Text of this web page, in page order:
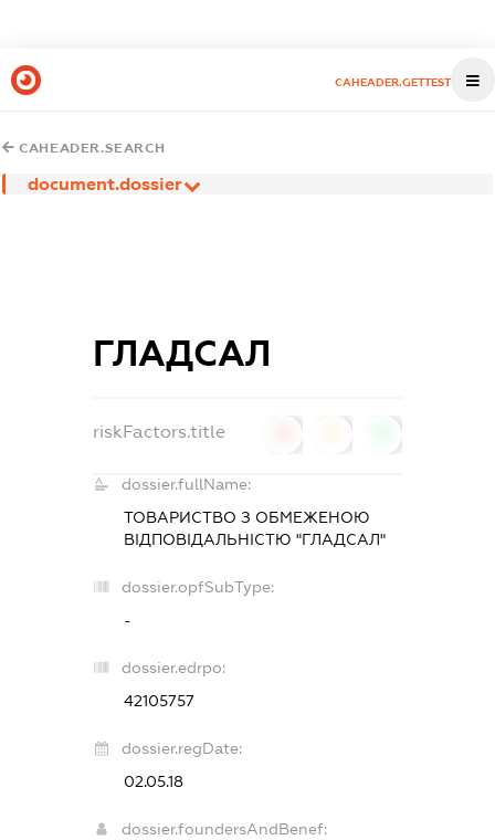
CAHEADER.GETTEST
CAHEADER.SEARCH
document.dossier
ГЛАДСАЛ
riskFactors.title
dossier.fullName:
ТОВАРИСТВО З ОБМЕЖЕНОЮ
ВІДПОВІДАЛЬНІСТЮ "ГЛАДСАЛ"
dossier.opfSubType:
-
dossier.edrpo:
42105757
dossier.regDate:
02.05.18
dossier.foundersAndBenef: